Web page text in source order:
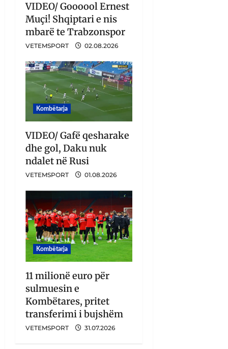
VIDEO/ Goooool Ernest
Muçi! Shqiptari e nis
mbarë te Trabzonspor
VETEMSPORT 02.08.2026
Kombëtarja
VIDEO/ Gafë qesharake
dhe gol, Daku nuk
ndalet në Rusi
VETEMSPORT 01.08.2026
Kombëtarja
11 milionë euro për
sulmuesin e
Kombëtares, pritet
transferimi i bujshëm
VETEMSPORT 31.07.2026